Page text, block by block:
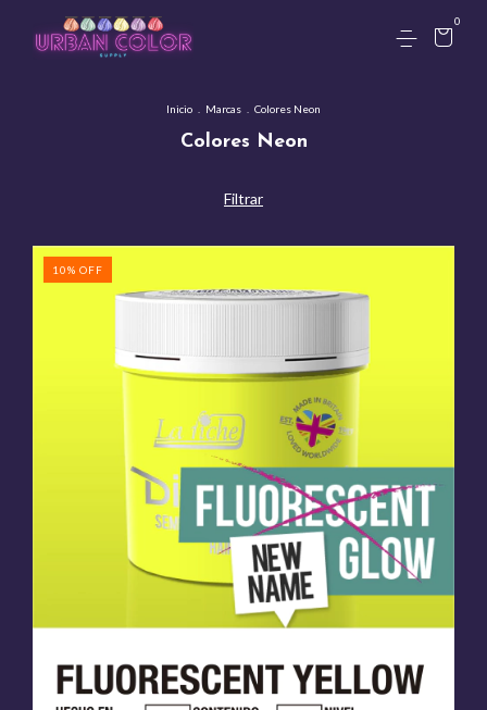
0
Inicio Marcas Colores Neon
Colores Neon
Filtrar
10% OFF